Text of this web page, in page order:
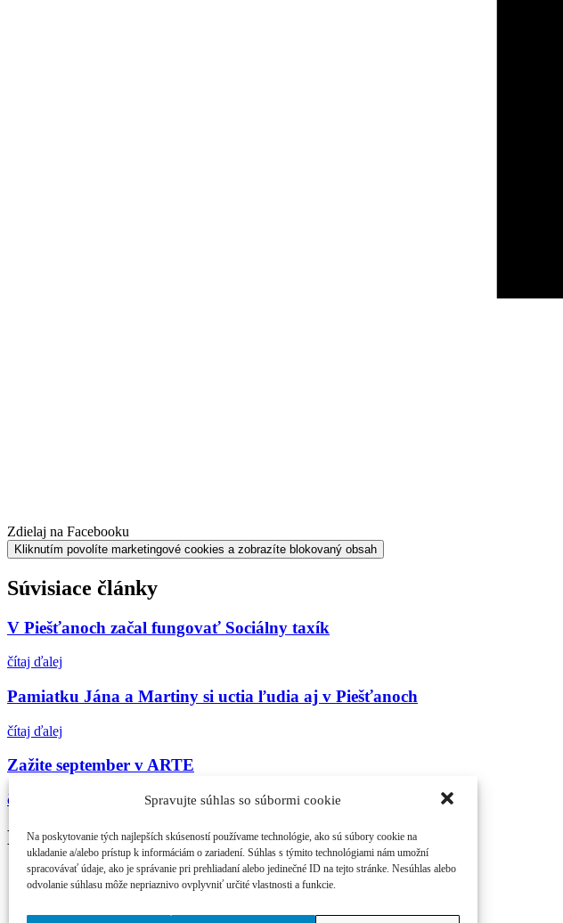
Spravujte súhlas so súbormi cookie
Na poskytovanie tých najlepších skúseností používame technológie, ako sú súbory cookie na
ukladanie a/alebo prístup k informáciám o zariadení. Súhlas s týmito technológiami nám umožní
spracovávať údaje, ako je správanie pri prehliadaní alebo jedinečné ID na tejto stránke. Nesúhlas alebo
odvolanie súhlasu môže nepriaznivo ovplyvniť určité vlastnosti a funkcie.
Zdielaj na Facebooku
Kliknutím povolíte marketingové cookies a zobrazíte blokovaný obsah
Súvisiace články
V Piešťanoch začal fungovať Sociálny taxík
čítaj ďalej
Pamiatku Jána a Martiny si uctia ľudia aj v Piešťanoch
čítaj ďalej
Zažite september v ARTE
čítaj ďalej
Najčítanejšie
21. ročník MFF Cinematik otvorí svetová premi...
Cinematik uvedie špičkové dánske filmy a priv...